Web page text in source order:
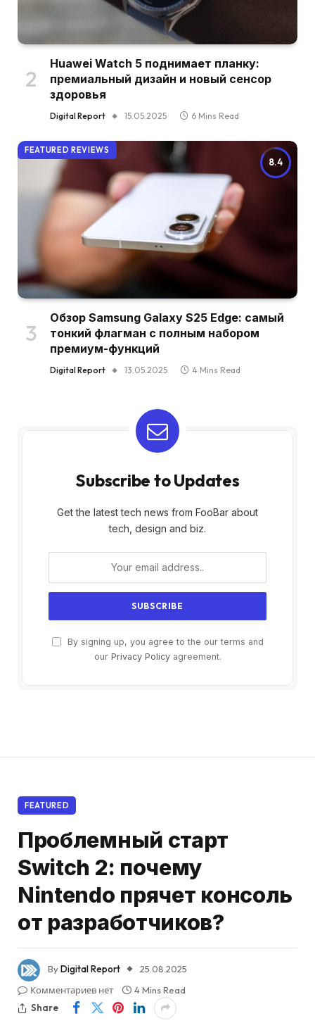
Huawei Watch 5 поднимает планку:
премиальный дизайн и новый сенсор
здоровья
Digital Report 15.05.2025 6 Mins Read
8.4
FEATURED REVIEWS
Обзор Samsung Galaxy S25 Edge: самый
тонкий флагман с полным набором
премиум-функций
Digital Report 13.05.2025 4 Mins Read
Subscribe to Updates
Get the latest tech news from FooBar about
tech, design and biz.
By signing up, you agree to the our terms and
our Privacy Policyagreement.
FEATURED
Проблемный старт
Switch 2: почему
Nintendo прячет консоль
от разработчиков?
ByDigital Report
25.08.2025
Комментариев нет
4 Mins Read
Share